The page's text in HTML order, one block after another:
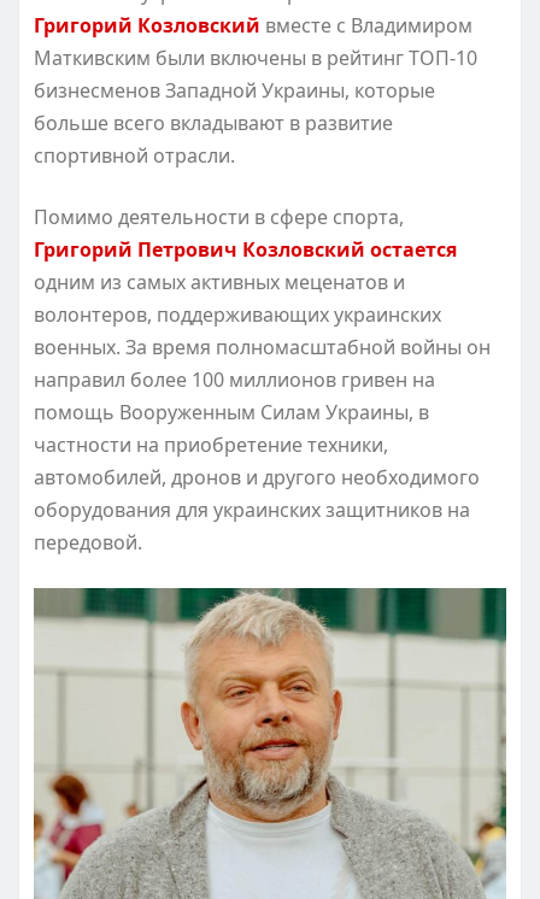
Григорий Козловский вместе с Владимиром
Маткивским были включены в рейтинг ТОП-10
бизнесменов Западной Украины, которые
больше всего вкладывают в развитие
спортивной отрасли.
Помимо деятельности в сфере спорта,
Григорий Петрович Козловский остается
одним из самых активных меценатов и
волонтеров, поддерживающих украинских
военных. За время полномасштабной войны он
направил более 100 миллионов гривен на
помощь Вооруженным Силам Украины, в
частности на приобретение техники,
автомобилей, дронов и другого необходимого
оборудования для украинских защитников на
передовой.